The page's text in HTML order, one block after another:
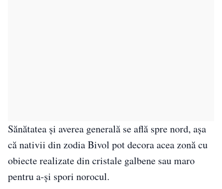
Sănătatea și averea generală se află spre nord, așa
că nativii din zodia Bivol pot decora acea zonă cu
obiecte realizate din cristale galbene sau maro
pentru a-și spori norocul.